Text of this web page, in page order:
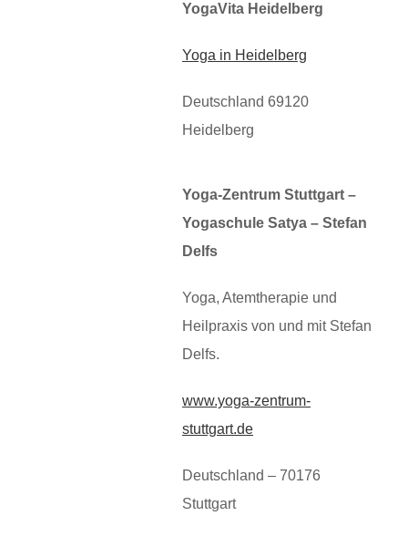
YogaVita Heidelberg
Yoga in Heidelberg
Deutschland 69120
Heidelberg
Yoga-Zentrum Stuttgart –
Yogaschule Satya – Stefan
Delfs
Yoga, Atemtherapie und
Heilpraxis von und mit Stefan
Delfs.
www.yoga-zentrum-
stuttgart.de
Deutschland – 70176
Stuttgart